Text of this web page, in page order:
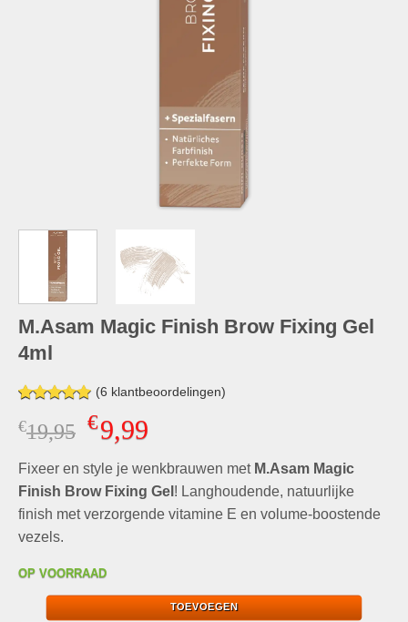
M.Asam Magic Finish Brow Fixing Gel
4ml
Gewaardeerd
5.00op 5
gebaseerd
waarderingen
(6 klantbeoordelingen)
€19,95 Oorspronkelijke
prijs
was:
€19,95.
€9,99Huidige
is:
€9,99.
Fixeer en style je wenkbrauwen met M.Asam Magic
Finish Brow Fixing Gel ! Langhoudende, natuurlijke
finish met verzorgende vitamine E en volume-boostende
vezels.
OP VOORRAAD
TOEVOEGEN